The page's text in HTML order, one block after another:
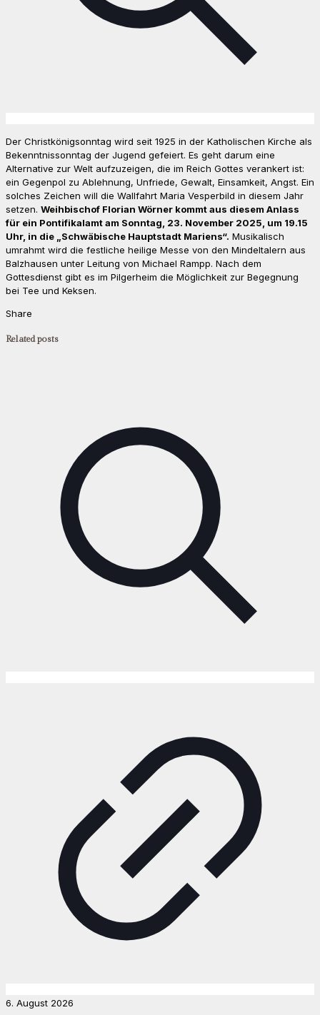
Der Christkönigsonntag wird seit 1925 in der Katholischen Kirche als
Bekenntnissonntag der Jugend gefeiert. Es geht darum eine
Alternative zur Welt aufzuzeigen, die im Reich Gottes verankert ist:
ein Gegenpol zu Ablehnung, Unfriede, Gewalt, Einsamkeit, Angst. Ein
solches Zeichen will die Wallfahrt Maria Vesperbild in diesem Jahr
setzen. Weihbischof Florian Wörner kommt aus diesem Anlass
für ein Pontifikalamt am Sonntag, 23. November 2025, um 19.15
Uhr, in die „Schwäbische Hauptstadt Mariens“. Musikalisch
umrahmt wird die festliche heilige Messe von den Mindeltalern aus
Balzhausen unter Leitung von Michael Rampp. Nach dem
Gottesdienst gibt es im Pilgerheim die Möglichkeit zur Begegnung
bei Tee und Keksen.
Share
Related posts
6. August 2026